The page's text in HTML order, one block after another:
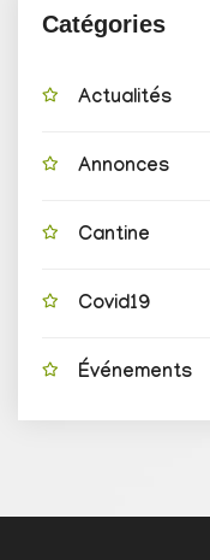
Catégories
Actualités
Annonces
Cantine
Covid19
Événements